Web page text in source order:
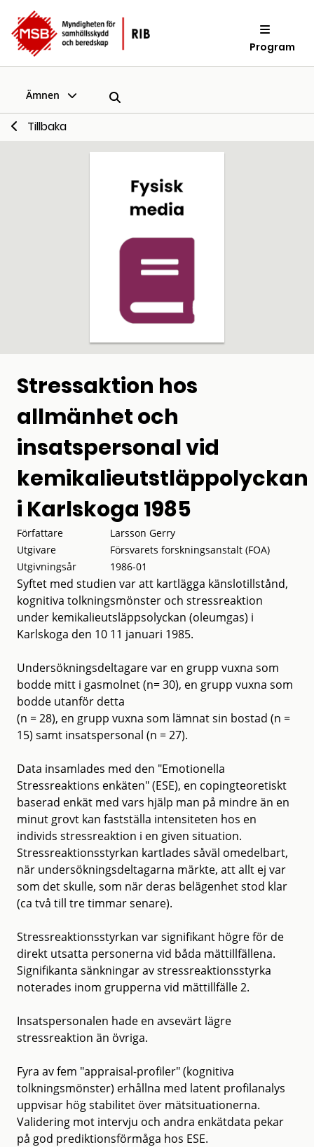
Program
Ämnen
Tillbaka
Stressaktion hos
allmänhet och
insatspersonal vid
kemikalieutstläppolyckan
i Karlskoga 1985
Författare
Larsson Gerry
Utgivare
Försvarets forskningsanstalt (FOA)
Utgivningsår
1986-01
Syftet med studien var att kartlägga känslotillstånd,
kognitiva tolkningsmönster och stressreaktion
under kemikalieutsläppsolyckan (oleumgas) i
Karlskoga den 10 11 januari 1985.
Undersökningsdeltagare var en grupp vuxna som
bodde mitt i gasmolnet (n= 30), en grupp vuxna som
bodde utanför detta
(n = 28), en grupp vuxna som lämnat sin bostad (n =
15) samt insatspersonal (n = 27).
Data insamlades med den "Emotionella
Stressreaktions enkäten" (ESE), en copingteoretiskt
baserad enkät med vars hjälp man på mindre än en
minut grovt kan fastställa intensiteten hos en
individs stressreaktion i en given situation.
Stressreaktionsstyrkan kartlades såväl omedelbart,
när undersökningsdeltagarna märkte, att allt ej var
som det skulle, som när deras belägenhet stod klar
(ca två till tre timmar senare).
Stressreaktionsstyrkan var signifikant högre för de
direkt utsatta personerna vid båda mättillfällena.
Signifikanta sänkningar av stressreaktionsstyrka
noterades inom grupperna vid mättillfälle 2.
Insatspersonalen hade en avsevärt lägre
stressreaktion än övriga.
Fyra av fem "appraisal-profiler" (kognitiva
tolkningsmönster) erhållna med latent profilanalys
uppvisar hög stabilitet över mätsituationerna.
Validering mot intervju och andra enkätdata pekar
på god prediktionsförmåga hos ESE.